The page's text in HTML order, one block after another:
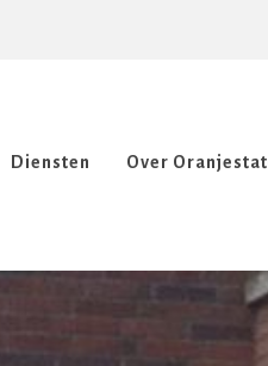
Diensten Over